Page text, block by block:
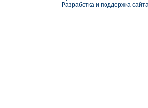
Разработка и поддержка